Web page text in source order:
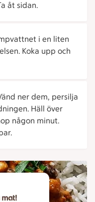
åt sidan.
i en liten
Koka upp och
ner dem, persilja
Häll över
någon minut.